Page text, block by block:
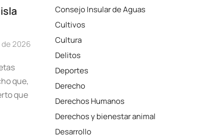
2026
que,
que
Consejo Insular de Aguas
Cultivos
Cultura
Delitos
Deportes
Derecho
Derechos Humanos
Derechos y bienestar animal
Desarrollo